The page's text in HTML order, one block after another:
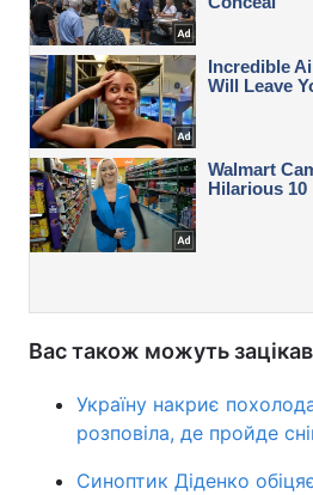
Вас також можуть
Україну накриє
розповіла, де пройде
Синоптик Діденко